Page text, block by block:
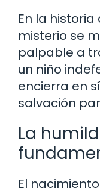
En la
misterio se
palpable a
un niño
encierra en
salvación
La
El